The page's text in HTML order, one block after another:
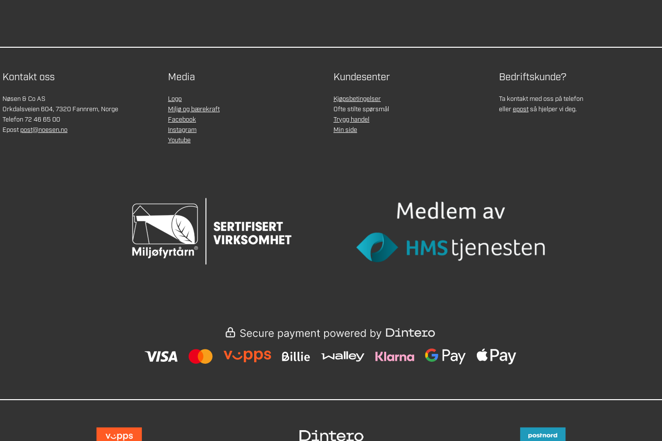
Kontakt oss
Nøsen & Co AS
Orkdalsveien 604, 7320 Fannrem, Norge
Telefon 72 46 65 00
Epost post@noesen.no
Media
Logo
Miljø og bærekraft
Facebook
Instagram
Youtube
Kundesenter
Kjøpsbetingelser
Ofte stilte spørsmål
Trygg handel
Min side
Bedriftskunde?
Ta kontakt med oss på telefon
ellerepostså hjelper vi deg.